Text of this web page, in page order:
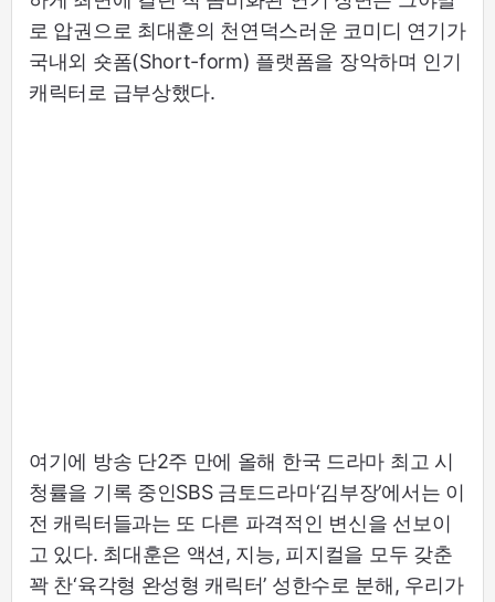
로 압권으로 최대훈의 천연덕스러운 코미디 연기가
국내외 숏폼(Short-form) 플랫폼을 장악하며 인기
캐릭터로 급부상했다.
여기에 방송 단2주 만에 올해 한국 드라마 최고 시
청률을 기록 중인SBS 금토드라마‘김부장’에서는 이
전 캐릭터들과는 또 다른 파격적인 변신을 선보이
고 있다. 최대훈은 액션, 지능, 피지컬을 모두 갖춘
꽉 찬‘육각형 완성형 캐릭터’ 성한수로 분해, 우리가